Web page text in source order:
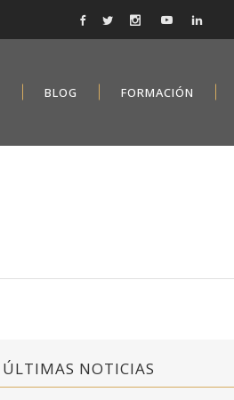
BLOG FORMACIÓN
ÚLTIMAS NOTICIAS